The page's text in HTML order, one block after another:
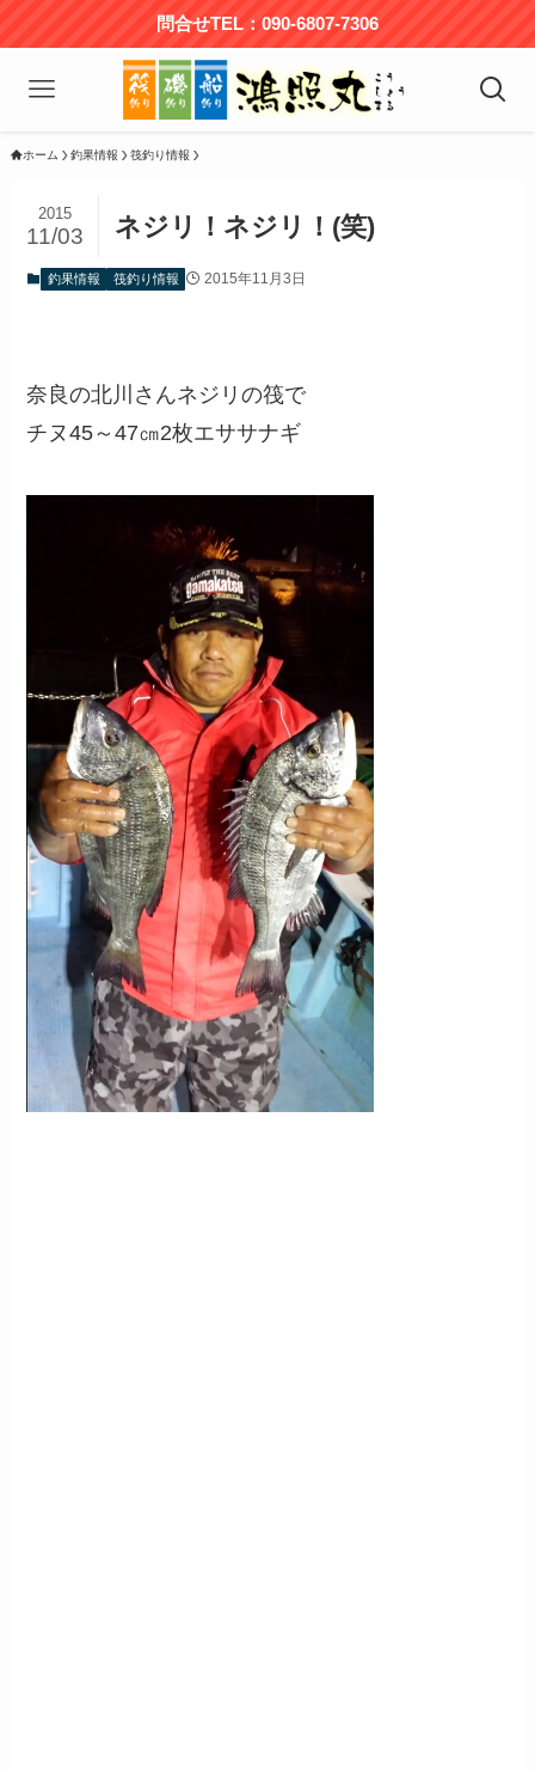
問合せTEL：090-6807-7306
ホーム 釣果情報 筏釣り情報
ネジリ！ネジリ！(笑)
2015
11/03
釣果情報 筏釣り情報 2015年11月3日
奈良の北川さんネジリの筏で
チヌ45～47㎝2枚エササナギ